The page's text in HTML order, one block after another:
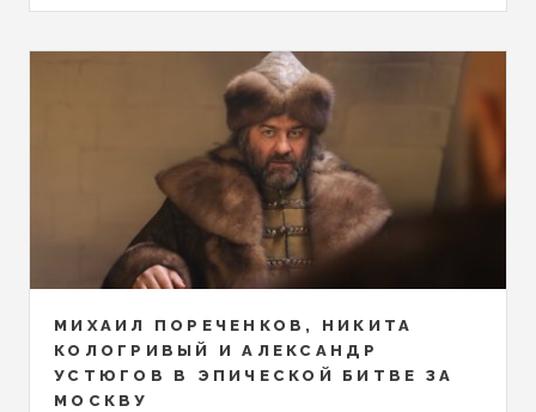
МИХАИЛ ПОРЕЧЕНКОВ, НИКИТА
КОЛОГРИВЫЙ И АЛЕКСАНДР
УСТЮГОВ В ЭПИЧЕСКОЙ БИТВЕ ЗА
МОСКВУ